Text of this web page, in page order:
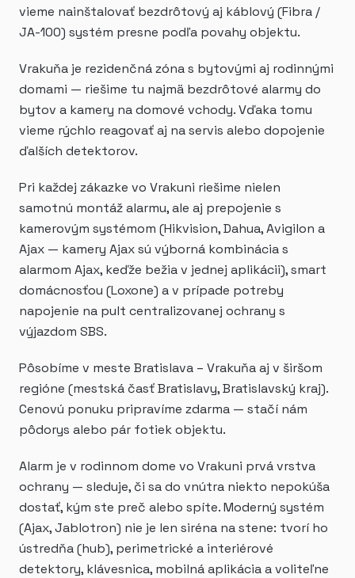
vieme nainštalovať bezdrôtový aj káblový (Fibra /
JA-100) systém presne podľa povahy objektu.
Vrakuňa je rezidenčná zóna s bytovými aj rodinnými
domami — riešime tu najmä bezdrôtové alarmy do
bytov a kamery na domové vchody. Vďaka tomu
vieme rýchlo reagovať aj na servis alebo dopojenie
ďalších detektorov.
Pri každej zákazke vo Vrakuni riešime nielen
samotnú montáž alarmu, ale aj prepojenie s
kamerovým systémom (Hikvision, Dahua, Avigilon a
Ajax — kamery Ajax sú výborná kombinácia s
alarmom Ajax, keďže bežia v jednej aplikácii), smart
domácnosťou (Loxone) a v prípade potreby
napojenie na pult centralizovanej ochrany s
výjazdom SBS.
Pôsobíme v meste Bratislava – Vrakuňa aj v širšom
regióne (mestská časť Bratislavy, Bratislavský kraj).
Cenovú ponuku pripravíme zdarma — stačí nám
pôdorys alebo pár fotiek objektu.
Alarm je v rodinnom dome vo Vrakuni prvá vrstva
ochrany — sleduje, či sa do vnútra niekto nepokúša
dostať, kým ste preč alebo spíte. Moderný systém
(Ajax, Jablotron) nie je len siréna na stene: tvorí ho
ústredňa (hub), perimetrické a interiérové
detektory, klávesnica, mobilná aplikácia a voliteľne